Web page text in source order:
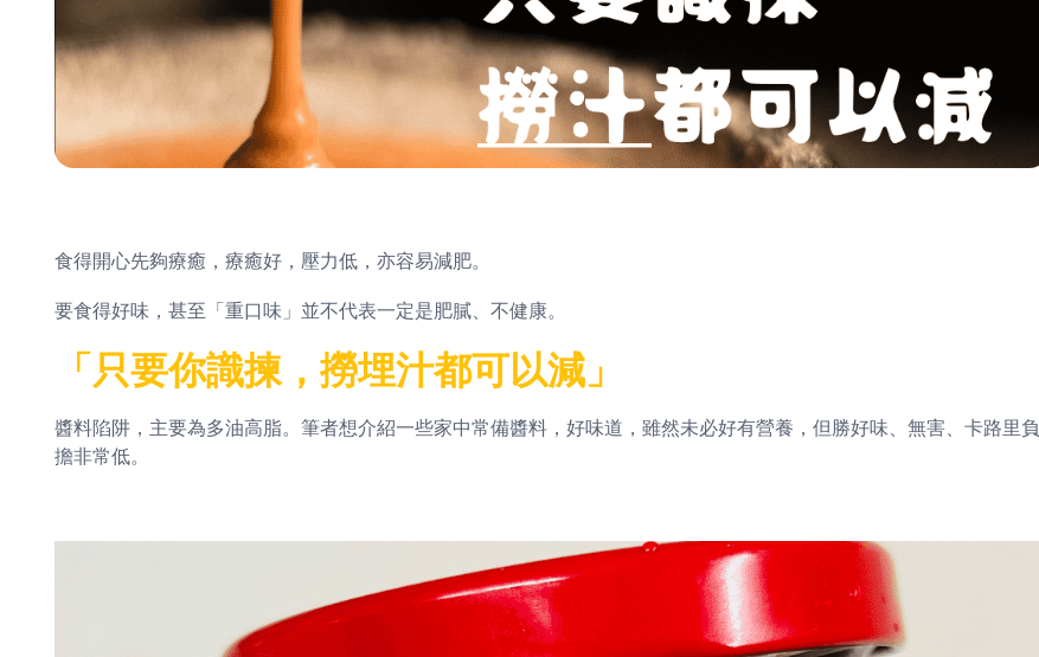
食得開心先夠療癒，療癒好，壓力低，亦容易減肥。
要食得好味，甚至「重口味」並不代表一定是肥膩、不健康。
「只要你識揀，撈埋汁都可以減」
醬料陷阱，主要為多油高脂。筆者想介紹一些家中常備醬料，好味道，雖然未必好有營養，但勝好味、無害、卡路里負
擔非常低。